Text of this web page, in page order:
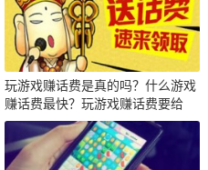
玩游戏赚话费是真的吗？什么游戏
赚话费最快？玩游戏赚话费要给
力！